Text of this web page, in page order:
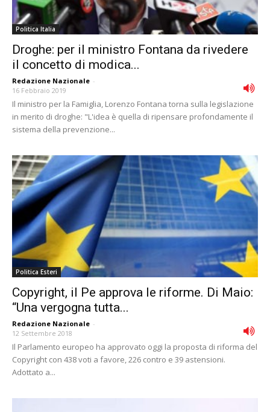
Politica Italia
Droghe: per il ministro Fontana da rivedere
il concetto di modica...
Redazione Nazionale -
16 Febbraio 2019
Il ministro per la Famiglia, Lorenzo Fontana torna sulla legislazione
in merito di droghe: "L'idea è quella di ripensare profondamente il
sistema della prevenzione...
Politica Esteri
Copyright, il Pe approva le riforme. Di Maio:
“Una vergogna tutta...
Redazione Nazionale -
12 Settembre 2018
Il Parlamento europeo ha approvato oggi la proposta di riforma del
Copyright con 438 voti a favore, 226 contro e 39 astensioni.
Adottato a...